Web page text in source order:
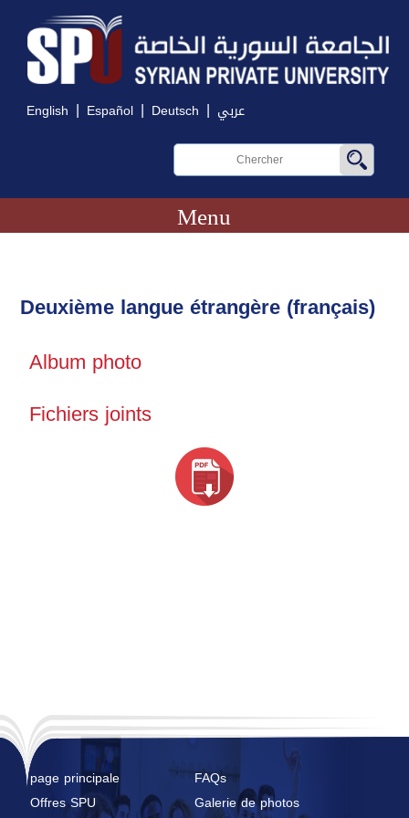
English | Español | Deutsch | عربي
Menu
Deuxième langue étrangère (français)
Album photo
Fichiers joints
page principale
FAQs
Offres SPU
Galerie de photos